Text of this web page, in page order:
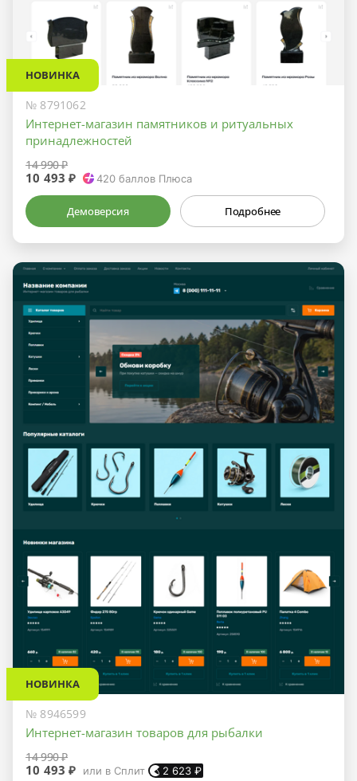
НОВИНКА
№ 8791062
Интернет-магазин памятников и ритуальных
принадлежностей
14 990 ₽
10 493 ₽ 420баллов Плюса
Демоверсия Подробнее
НОВИНКА
№ 8946599
Интернет-магазин товаров для рыбалки
14 990 ₽
10 493 ₽ или в Сплит 2 623₽